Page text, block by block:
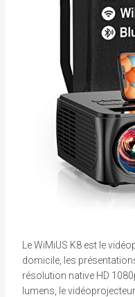
Le WiMiUS K8 est le
domicile, les
résolution native HD
lumens, le